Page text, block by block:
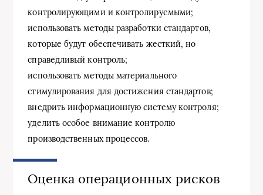
контролирующими и контролируемыми;
использовать методы разработки стандартов,
которые будут обеспечивать жесткий, но
справедливый контроль;
использовать методы материального
стимулирования для достижения стандартов;
внедрить информационную систему контроля;
уделить особое внимание контролю
производственных процессов.
Оценка операционных рисков